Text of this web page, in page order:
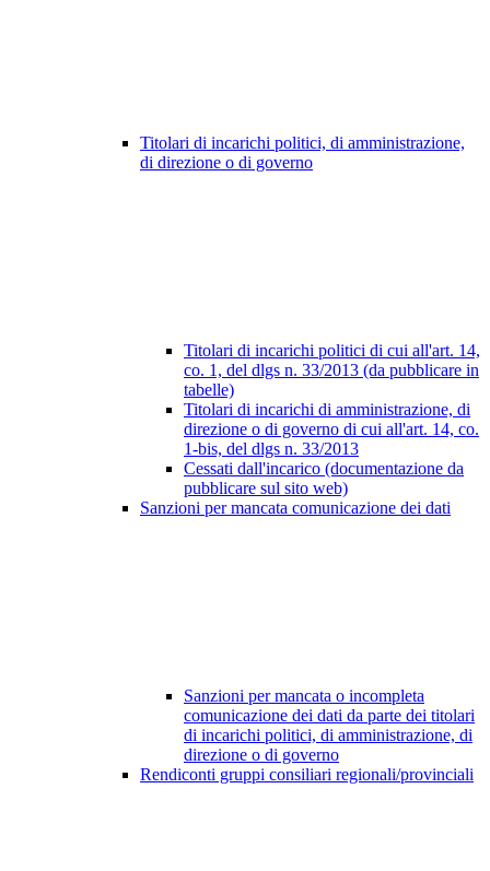
Titolari di incarichi politici, di amministrazione,
di direzione o di governo
Titolari di incarichi politici di cui all'art. 14,
co. 1, del dlgs n. 33/2013 (da pubblicare in
tabelle)
Titolari di incarichi di amministrazione, di
direzione o di governo di cui all'art. 14, co.
1-bis, del dlgs n. 33/2013
Cessati dall'incarico (documentazione da
pubblicare sul sito web)
Sanzioni per mancata comunicazione dei dati
Sanzioni per mancata o incompleta
comunicazione dei dati da parte dei titolari
di incarichi politici, di amministrazione, di
direzione o di governo
Rendiconti gruppi consiliari regionali/provinciali